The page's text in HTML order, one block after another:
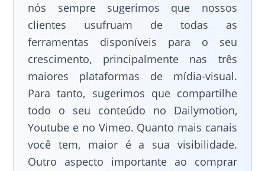
nós sempre sugerimos que nossos
clientes usufruam de todas as
ferramentas disponíveis para o seu
crescimento, principalmente nas três
maiores plataformas de mídia-visual.
Para tanto, sugerimos que compartilhe
todo o seu conteúdo no Dailymotion,
Youtube e no Vimeo. Quanto mais canais
você tem, maior é a sua visibilidade.
Outro aspecto importante ao comprar